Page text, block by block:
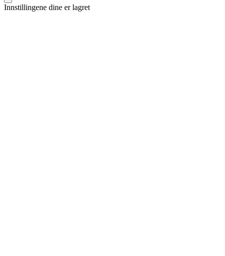
Innstillingene dine er lagret